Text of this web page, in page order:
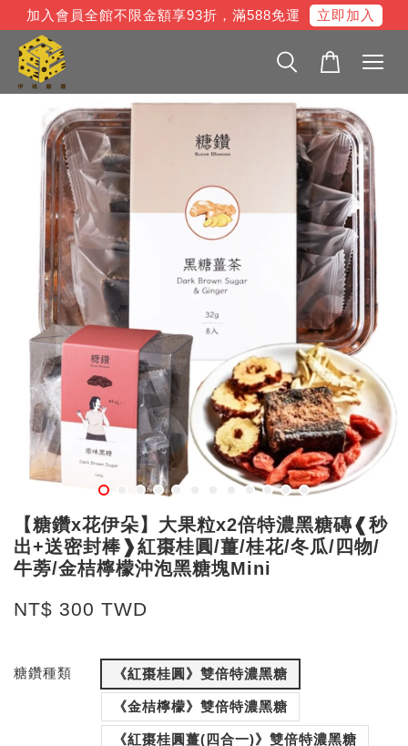
加入會員全館不限金額享93折，滿588免運 立即加入
【糖鑽x花伊朵】大果粒x2倍特濃黑糖磚❰秒
出+送密封棒❱紅棗桂圓/薑/桂花/冬瓜/四物/
牛蒡/金桔檸檬沖泡黑糖塊Mini
NT$ 300 TWD
糖鑽種類 《紅棗桂圓》雙倍特濃黑糖
《金桔檸檬》雙倍特濃黑糖
《紅棗桂圓薑(四合一)》雙倍特濃黑糖